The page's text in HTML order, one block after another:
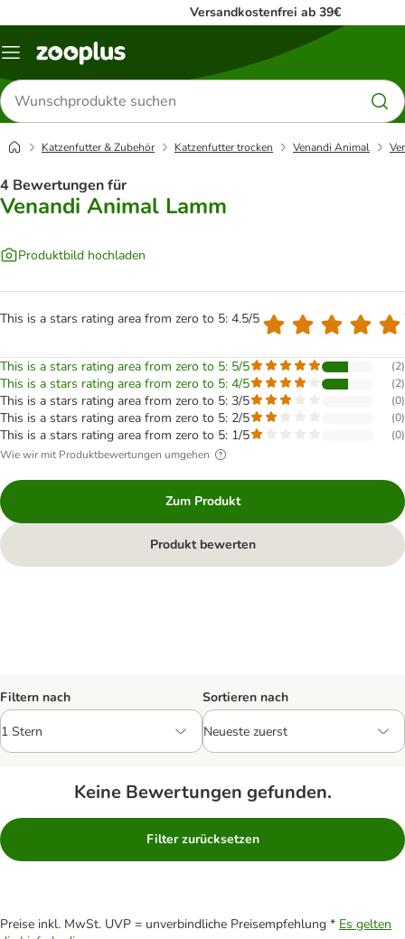
Versandkostenfrei ab 39€
Menü
Produkte
suchen
Katzenfutter & Zubehör Katzenfutter trocken Venandi Animal
4 Bewertungen für
Venandi Animal Lamm
Produktbild hochladen
This is a stars rating area from zero to 5: 4.5/5
This is a stars rating area from zero to 5: 5/5 (2)
This is a stars rating area from zero to 5: 4/5 (2)
This is a stars rating area from zero to 5: 3/5 (0)
This is a stars rating area from zero to 5: 2/5 (0)
This is a stars rating area from zero to 5: 1/5 (0)
Wie wir mit Produktbewertungen umgehen
Zum Produkt
Produkt bewerten
Filtern nach Sortieren nach
Keine Bewertungen gefunden.
Filter zurücksetzen
Preise inkl. MwSt. UVP = unverbindliche Preisempfehlung * Es gelten